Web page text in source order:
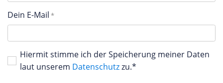
Dein E-Mail
Hiermit stimme ich der Speicherung meiner Daten
laut unserem Datenschutzzu.*